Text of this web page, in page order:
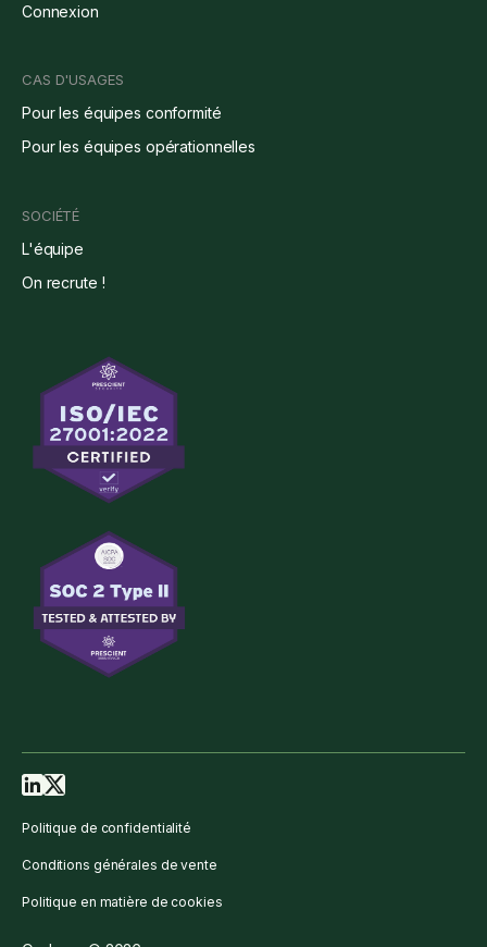
Connexion
CAS D'USAGES
Pour les équipes conformité
Pour les équipes opérationnelles
SOCIÉTÉ
L'équipe
On recrute !
Politique de confidentialité
Conditions générales de vente
Politique en matière de cookies